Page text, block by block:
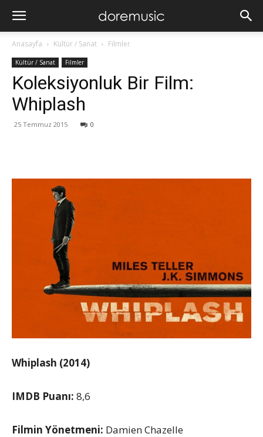
Anasayfa Kültür / Sanat Filmler
Kültür / Sanat Filmler
Koleksiyonluk Bir Film:
Whiplash
25 Temmuz 2015 0
Whiplash (2014)
IMDB Puanı: 8,6
Filmin Yönetmeni: Damien Chazelle